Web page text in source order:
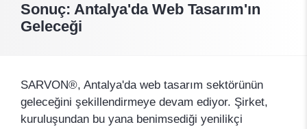
Sonuç: Antalya'da Web Tasarım'ın
Geleceği
SARVON®, Antalya'da web tasarım sektörünün
geleceğini şekillendirmeye devam ediyor. Şirket,
kuruluşundan bu yana benimsediği yenilikçi